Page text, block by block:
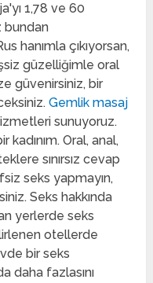
1,78 ve 60
bundan
hanımla çıkıyorsan,
güzelliğimle oral
güvenirsiniz, bir
Gemlik masaj
sunuyoruz.
kadınım. Oral, anal,
sınırsız cevap
seks yapmayın,
Seks hakkında
yerlerde seks
otellerde
bir seks
daha fazlasını